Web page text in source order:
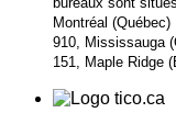
Montréal (Québec)
910, Mississauga
151, Maple Ridge